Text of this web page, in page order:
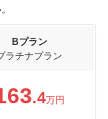
Bプラン
ラチナプラン
.4万円